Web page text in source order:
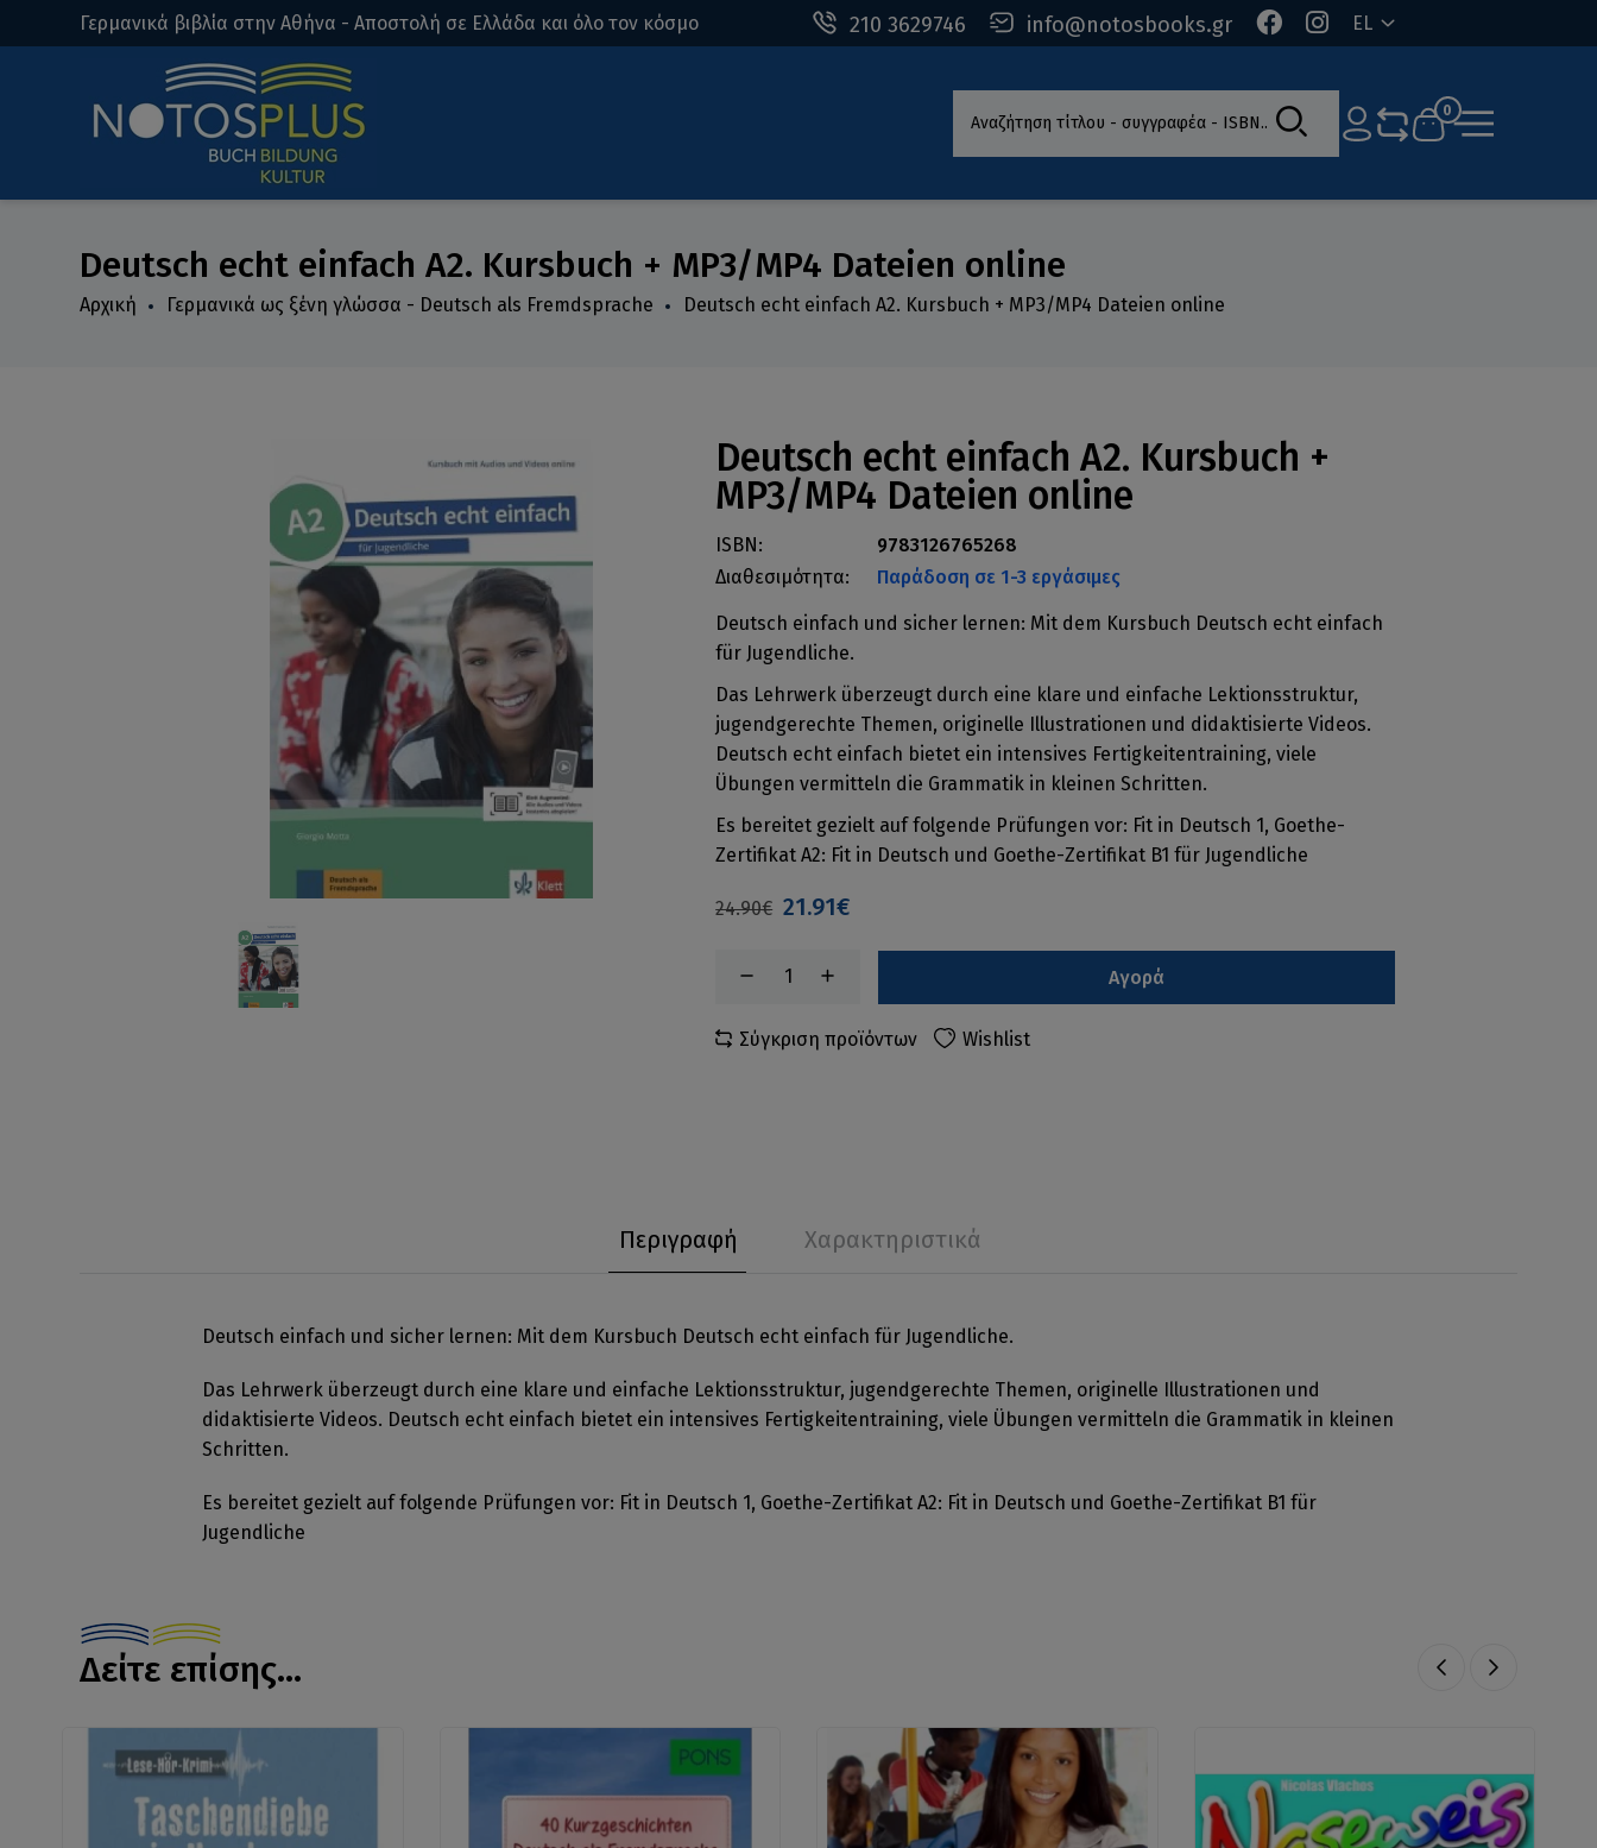
210 3629746 info@notosbooks.gr EL
Γερμανικά βιβλία στην Αθήνα - Αποστολή σε Ελλάδα και όλο τον κόσμο
Αναζήτηση τίτλου - συγγραφέα - ISBN 0
Deutsch echt einfach A2. Kursbuch + MP3/MP4 Dateien online
Αρχική Γερμανικά ως ξένη γλώσσα - Deutsch als Fremdsprache Deutsch echt einfach A2. Kursbuch + MP3/MP4 Dateien online
Deutsch echt einfach A2. Kursbuch +
MP3/MP4 Dateien online
ISBN:
9783126765268
Διαθεσιμότητα:
Παράδοση σε 1-3 εργάσιμες
Deutsch einfach und sicher lernen: Mit dem Kursbuch Deutsch echt einfach
für Jugendliche.
Das Lehrwerk überzeugt durch eine klare und einfache Lektionsstruktur,
jugendgerechte Themen, originelle Illustrationen und didaktisierte Videos.
Deutsch echt einfach bietet ein intensives Fertigkeitentraining, viele
Übungen vermitteln die Grammatik in kleinen Schritten.
Es bereitet gezielt auf folgende Prüfungen vor: Fit in Deutsch 1, Goethe-
Zertifikat A2: Fit in Deutsch und Goethe-Zertifikat B1 für Jugendliche
24.90€ 21.91€
Αγορά
Σύγκριση προϊόντων Wishlist
Περιγραφή Χαρακτηριστικά
Deutsch einfach und sicher lernen: Mit dem Kursbuch Deutsch echt einfach für Jugendliche.
Das Lehrwerk überzeugt durch eine klare und einfache Lektionsstruktur, jugendgerechte Themen, originelle Illustrationen und
didaktisierte Videos. Deutsch echt einfach bietet ein intensives Fertigkeitentraining, viele Übungen vermitteln die Grammatik in kleinen
Schritten.
Es bereitet gezielt auf folgende Prüfungen vor: Fit in Deutsch 1, Goethe-Zertifikat A2: Fit in Deutsch und Goethe-Zertifikat B1 für
Jugendliche
Δείτε επίσης...